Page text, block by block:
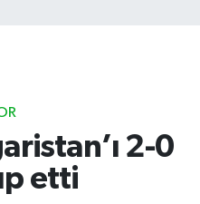
2-0
etti